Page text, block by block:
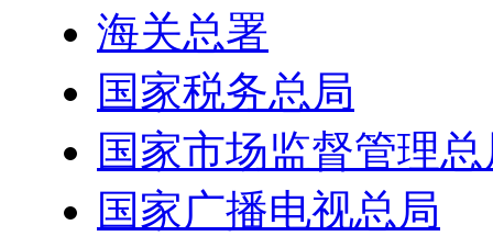
海关总署
国家税务总局
国家市场监督管理
国家广播电视总局